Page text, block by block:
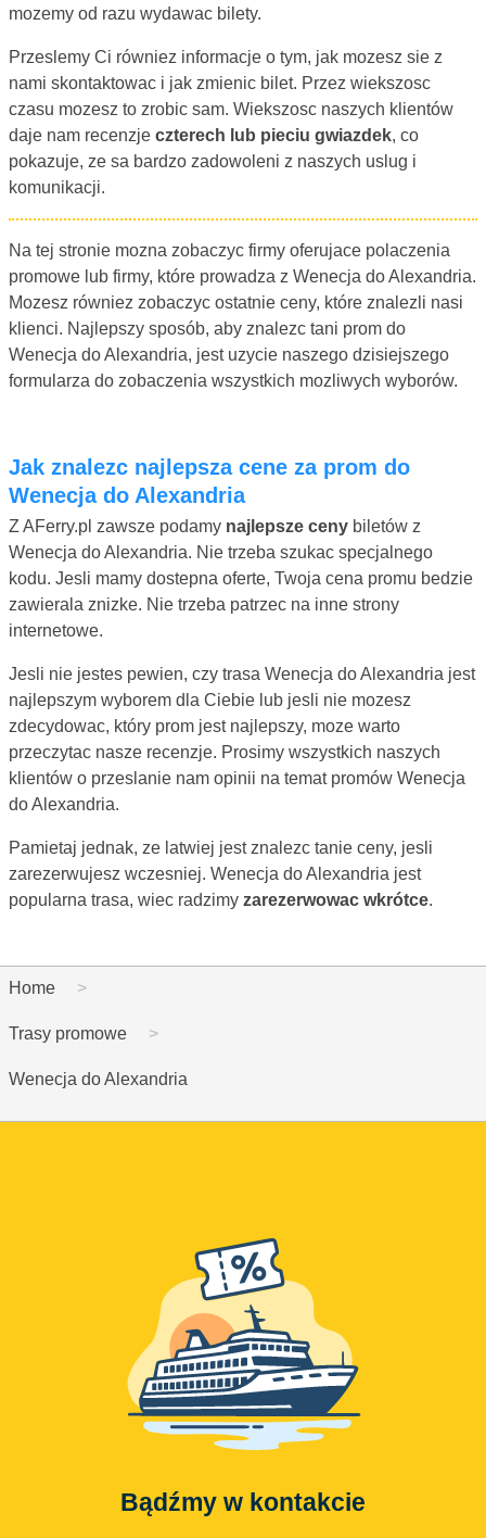
mozemy od razu wydawac bilety.
Przeslemy Ci równiez informacje o tym, jak mozesz sie z
nami skontaktowac i jak zmienic bilet. Przez wiekszosc
czasu mozesz to zrobic sam. Wiekszosc naszych klientów
daje nam recenzje czterech lub pieciu gwiazdek, co
pokazuje, ze sa bardzo zadowoleni z naszych uslug i
komunikacji.
Na tej stronie mozna zobaczyc firmy oferujace polaczenia
promowe lub firmy, które prowadza z Wenecja do Alexandria.
Mozesz równiez zobaczyc ostatnie ceny, które znalezli nasi
klienci. Najlepszy sposób, aby znalezc tani prom do
Wenecja do Alexandria, jest uzycie naszego dzisiejszego
formularza do zobaczenia wszystkich mozliwych wyborów.
Jak znalezc najlepsza cene za prom do
Wenecja do Alexandria
Z AFerry.pl zawsze podamy najlepsze ceny biletów z
Wenecja do Alexandria. Nie trzeba szukac specjalnego
kodu. Jesli mamy dostepna oferte, Twoja cena promu bedzie
zawierala znizke. Nie trzeba patrzec na inne strony
internetowe.
Jesli nie jestes pewien, czy trasa Wenecja do Alexandria jest
najlepszym wyborem dla Ciebie lub jesli nie mozesz
zdecydowac, który prom jest najlepszy, moze warto
przeczytac nasze recenzje. Prosimy wszystkich naszych
klientów o przeslanie nam opinii na temat promów Wenecja
do Alexandria.
Pamietaj jednak, ze latwiej jest znalezc tanie ceny, jesli
zarezerwujesz wczesniej. Wenecja do Alexandria jest
popularna trasa, wiec radzimy zarezerwowac wkrótce.
Home
Trasy promowe
Wenecja do Alexandria
Bądźmy w kontakcie